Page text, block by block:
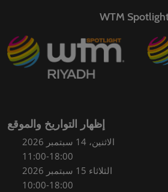
WTM
إظهار التواريخ والموقع
الاثنين، 14 سبتمبر 2026
11:00-18:00
الثلاثاء 15 سبتمبر 2026
10:00-18:00